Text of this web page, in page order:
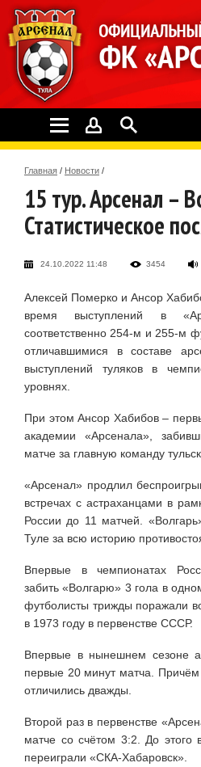
Главная / Новости /
15 тур. Арсенал –
Статистическое
24.10.2022 11:48 3454
Алексей Померко и Ансор
время выступлений в
соответственно 254-м и 255-м
отличавшимися в составе
выступлений туляков в
уровнях.
При этом Ансор Хабибов –
академии «Арсенала»,
матче за главную команду
«Арсенал» продлил
встречах с астраханцами в
России до 11 матчей.
Туле за всю историю
Впервые в чемпионатах
забить «Волгарю» 3 гола в
футболисты трижды поражали
в 1973 году в первенстве СССР.
Впервые в нынешнем сезоне
первые 20 минут матча. Причём
отличились дважды.
Второй раз в первенстве
матче со счётом 3:2. До этого
переиграли «СКА-Хабаровск».